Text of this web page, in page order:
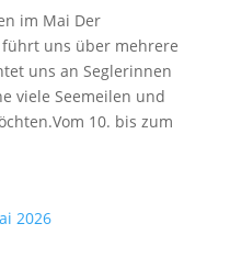
im Mai Der
uns über mehrere
uns an Seglerinnen
viele Seemeilen und
10. bis zum